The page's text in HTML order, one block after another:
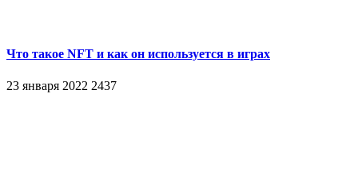
Что такое NFT и как он используется в играх
23 января 2022 2437